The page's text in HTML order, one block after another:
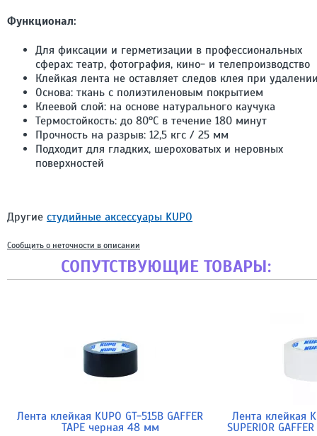
Функционал:
Для фиксации и герметизации в профессиональных
сферах: театр, фотография, кино- и телепроизводство
Клейкая лента не оставляет следов клея при
Основа: ткань с полиэтиленовым покрытием
Клеевой слой: на основе натурального каучука
Термостойкость: до 80°C в течение 180 минут
Прочность на разрыв: 12,5 кгс / 25 мм
Подходит для гладких, шероховатых и неровных
поверхностей
Другие студийные аксессуары KUPO
Сообщить о неточности в описании
СОПУТСТВУЮЩИЕ ТОВАРЫ:
Лента клейкая KUPO GT-515B GAFFER
TAPE черная 48 мм
Лента клейкая
SUPERIOR